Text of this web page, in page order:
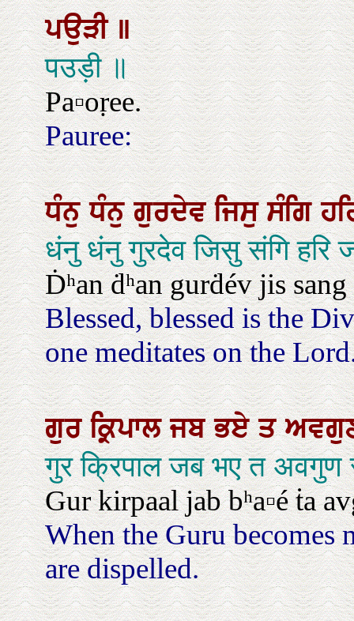
ਪਉੜੀ॥
पउड़ी ॥
Pa▫oṛee.
Pauree:
ਧੰਨੁਧੰਨੁਗੁਰਦੇਵਜਿਸੁਸੰਗਿ
धंनु धंनु गुरदेव जिसु संगि हरि
Ḋʰan ḋʰan gurḋév jis
Blessed, blessed is the
one meditates on the
ਗੁਰਕ੍ਰਿਪਾਲਜਬਭਏਤ
गुर क्रिपाल जब भए त
Gur kirpaal jab bʰa▫é ṫa
When the Guru becomes
are dispelled.